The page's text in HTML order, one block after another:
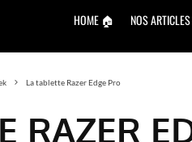
HOME 🏠 NOS
La tablette Razer Edge Pro
RAZER